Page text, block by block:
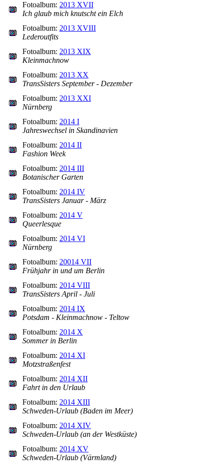
Fotoalbum: 2013 XVII
Ich glaub mich knutscht ein Elch
Fotoalbum: 2013 XVIII
Lederoutfits
Fotoalbum: 2013 XIX
Kleinmachnow
Fotoalbum: 2013 XX
TransSisters September - Dezember
Fotoalbum: 2013 XXI
Nürnberg
Fotoalbum: 2014 I
Jahreswechsel in Skandinavien
Fotoalbum: 2014 II
Fashion Week
Fotoalbum: 2014 III
Botanischer Garten
Fotoalbum: 2014 IV
TransSisters Januar - März
Fotoalbum: 2014 V
Queerlesque
Fotoalbum: 2014 VI
Nürnberg
Fotoalbum: 20014 VII
Frühjahr in und um Berlin
Fotoalbum: 2014 VIII
TransSisters April - Juli
Fotoalbum: 2014 IX
Potsdam - Kleinmachnow - Teltow
Fotoalbum: 2014 X
Sommer in Berlin
Fotoalbum: 2014 XI
Motzstraßenfest
Fotoalbum: 2014 XII
Fahrt in den Urlaub
Fotoalbum: 2014 XIII
Schweden-Urlaub (Baden im Meer)
Fotoalbum: 2014 XIV
Schweden-Urlaub (an der Westküste)
Fotoalbum: 2014 XV
Schweden-Urlaub (Värmland)